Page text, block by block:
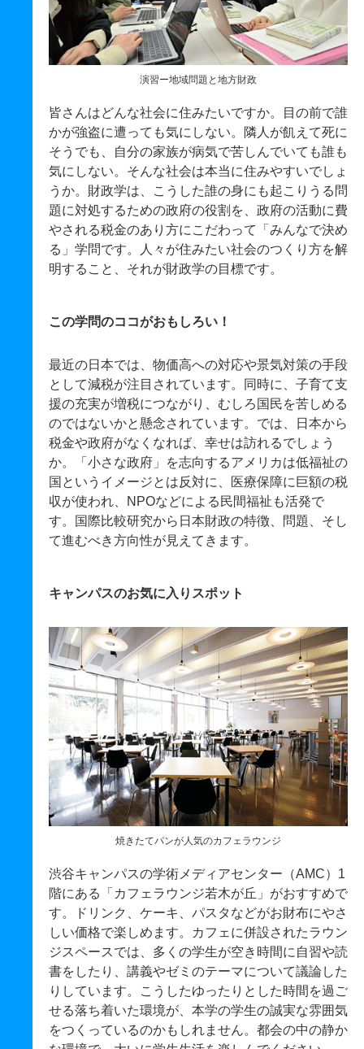
演習ー地域問題と地方財政
皆さんはどんな社会に住みたいですか。目の前で誰
かが強盗に遭っても気にしない。隣人が飢えて死に
そうでも、自分の家族が病気で苦しんでいても誰も
気にしない。そんな社会は本当に住みやすいでしょ
うか。財政学は、こうした誰の身にも起こりうる問
題に対処するための政府の役割を、政府の活動に費
やされる税金のあり方にこだわって「みんなで決め
る」学問です。人々が住みたい社会のつくり方を解
明すること、それが財政学の目標です。
この学問のココがおもしろい！
最近の日本では、物価高への対応や景気対策の手段
として減税が注目されています。同時に、子育て支
援の充実が増税につながり、むしろ国民を苦しめる
のではないかと懸念されています。では、日本から
税金や政府がなくなれば、幸せは訪れるでしょう
か。「小さな政府」を志向するアメリカは低福祉の
国というイメージとは反対に、医療保障に巨額の税
収が使われ、NPOなどによる民間福祉も活発で
す。国際比較研究から日本財政の特徴、問題、そし
て進むべき方向性が見えてきます。
キャンパスのお気に入りスポット
焼きたてパンが人気のカフェラウンジ
渋谷キャンパスの学術メディアセンター（AMC）1
階にある「カフェラウンジ若木が丘」がおすすめで
す。ドリンク、ケーキ、パスタなどがお財布にやさ
しい価格で楽しめます。カフェに併設されたラウン
ジスペースでは、多くの学生が空き時間に自習や読
書をしたり、講義やゼミのテーマについて議論した
りしています。こうしたゆったりとした時間を過ご
せる落ち着いた環境が、本学の学生の誠実な雰囲気
をつくっているのかもしれません。都会の中の静か